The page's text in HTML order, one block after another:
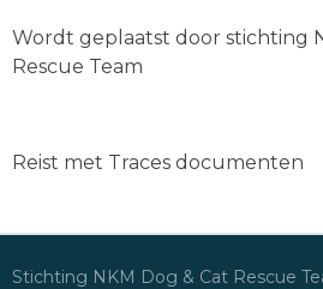
Wordt geplaatst door stichting
Rescue Team
Reist met Traces documenten
Stichting NKM Dog &